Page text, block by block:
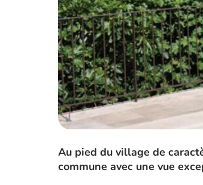
Au pied du village de
commune avec une vue